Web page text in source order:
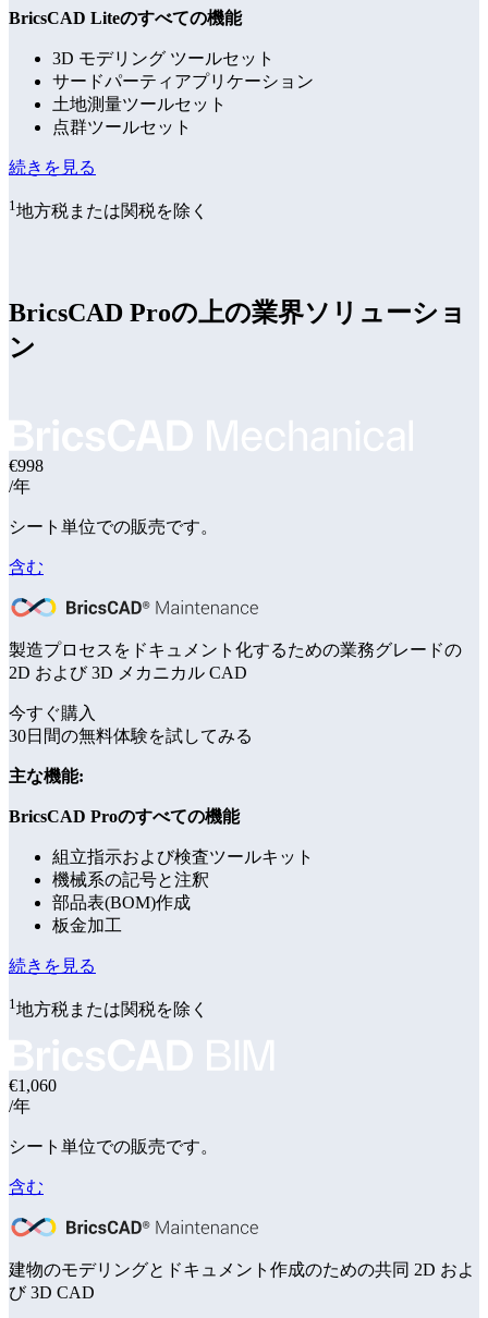
BricsCAD Liteのすべての機能
3D モデリング ツールセット
サードパーティアプリケーション
土地測量ツールセット
点群ツールセット
続きを見る
1 地方税または関税を除く
BricsCAD Proの上の業界ソリューショ
ン
€998
/年
シート単位での販売です。
含む
製造プロセスをドキュメント化するための業務グレードの
2D および 3D メカニカル CAD
今すぐ購入
30日間の無料体験を試してみる
主な機能:
BricsCAD Proのすべての機能
組立指示および検査ツールキット
機械系の記号と注釈
部品表(BOM)作成
板金加工
続きを見る
1 地方税または関税を除く
€1,060
/年
シート単位での販売です。
含む
建物のモデリングとドキュメント作成のための共同 2D およ
び 3D CAD